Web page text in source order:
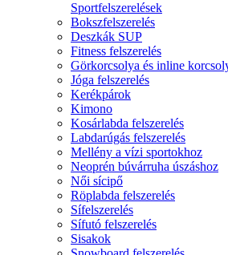
Sportfelszerelések
Bokszfelszerelés
Deszkák SUP
Fitness felszerelés
Görkorcsolya és inline
Jóga felszerelés
Kerékpárok
Kimono
Kosárlabda felszerelés
Labdarúgás felszerelés
Mellény a vízi sportokhoz
Neoprén búvárruha úszáshoz
Női sícipő
Röplabda felszerelés
Sífelszerelés
Sífutó felszerelés
Sisakok